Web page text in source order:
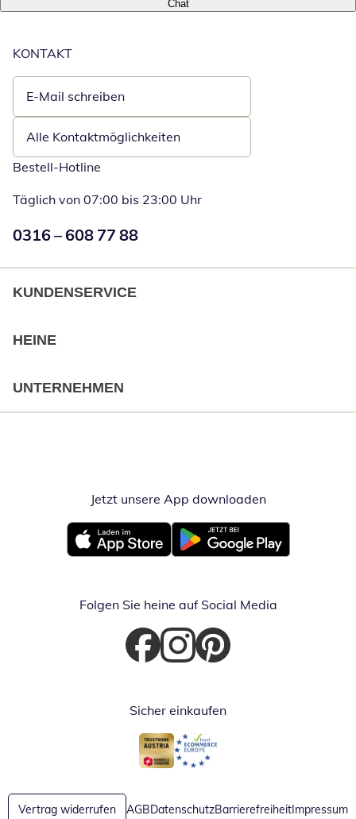
Chat
KONTAKT
E-Mail schreiben
Öffnet E-Mail-Client
Alle Kontaktmöglichkeiten
Bestell-Hotline
Täglich von 07:00 bis 23:00 Uhr
Numéro de téléphone:
0316 – 608 77 88
KUNDENSERVICE
HEINE
UNTERNEHMEN
Jetzt unsere App downloadenÖffnet in
Öffnet in neuem FensterÖffnet in neuem Fenster
Folgen Sie heine auf Social Media
Öffnet in neuem Fenster
Öffnet in neuem Fenster
Öffnet in neuem Fenster
Sicher einkaufen
Öffnet in neuem Fenster
Öffnet in neuem Fenster
Vertrag widerrufen AGBDatenschutzBarrierefreiheitImpressum